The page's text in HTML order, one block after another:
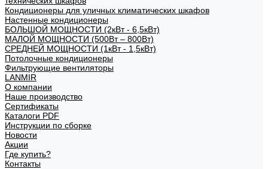
Кондиционеры для уличных климатических шкафов
Настенные кондиционеры
БОЛЬШОЙ МОЩНОСТИ (2кВт - 6,5кВт)
МАЛОЙ МОЩНОСТИ (500Вт – 800Вт)
СРЕДНЕЙ МОЩНОСТИ (1кВт - 1,5кВт)
Потолочные кондиционеры
Фильтрующие вентиляторы
LANMIR
О компании
Наше производство
Сертификаты
Каталоги PDF
Инструкции по сборке
Новости
Акции
Где купить?
Контакты